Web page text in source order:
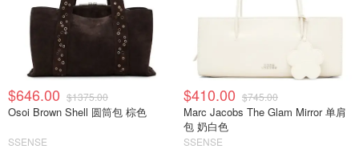
$646.00 $1375.00
Osoi Brown Shell 圆筒包 棕色
SSENSE
$410.00 $745.00
Marc Jacobs The Glam Mirror 单肩
包 奶白色
SSENSE